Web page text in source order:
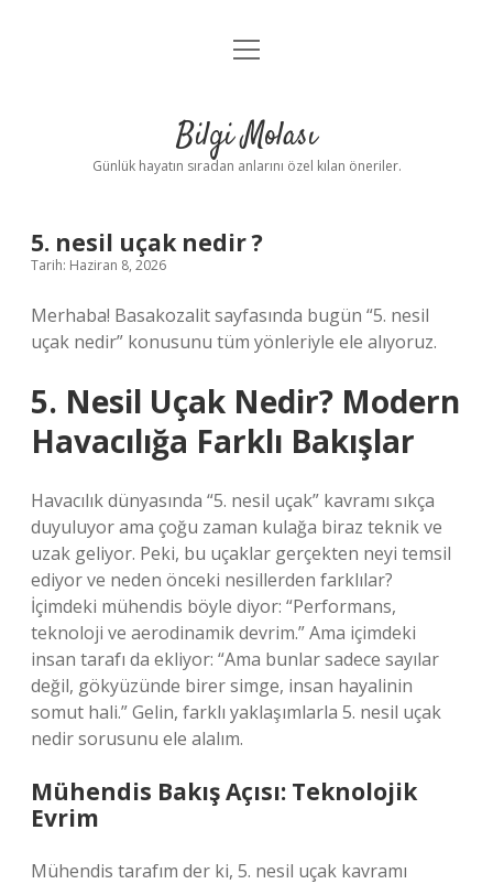
Anasayfa
Yasal Uyarı
menüyü
Bilgi Molası
Günlük hayatın sıradan anlarını özel kılan öneriler.
5. nesil uçak nedir ?
Tarih: Haziran 8, 2026
Merhaba! Basakozalit sayfasında bugün “5. nesil
uçak nedir” konusunu tüm yönleriyle ele alıyoruz.
5. Nesil Uçak Nedir? Modern
Havacılığa Farklı Bakışlar
Havacılık dünyasında “5. nesil uçak” kavramı sıkça
duyuluyor ama çoğu zaman kulağa biraz teknik ve
uzak geliyor. Peki, bu uçaklar gerçekten neyi temsil
ediyor ve neden önceki nesillerden farklılar?
İçimdeki mühendis böyle diyor: “Performans,
teknoloji ve aerodinamik devrim.” Ama içimdeki
insan tarafı da ekliyor: “Ama bunlar sadece sayılar
değil, gökyüzünde birer simge, insan hayalinin
somut hali.” Gelin, farklı yaklaşımlarla 5. nesil uçak
nedir sorusunu ele alalım.
Mühendis Bakış Açısı: Teknolojik
Evrim
Mühendis tarafım der ki, 5. nesil uçak kavramı